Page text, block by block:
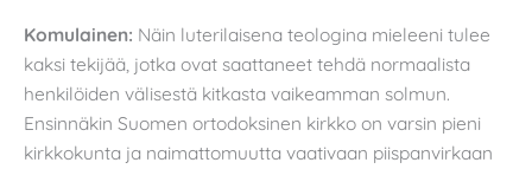
Komulainen: Näin luterilaisena teologina mieleeni tulee
kaksi tekijää, jotka ovat saattaneet tehdä normaalista
henkilöiden välisestä kitkasta vaikeamman solmun.
Ensinnäkin Suomen ortodoksinen kirkko on varsin pieni
kirkkokunta ja naimattomuutta vaativaan piispanvirkaan